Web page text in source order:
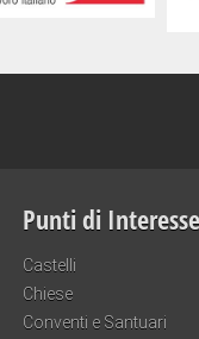
Punti di Interesse
Castelli
Chiese
Conventi e Santuari